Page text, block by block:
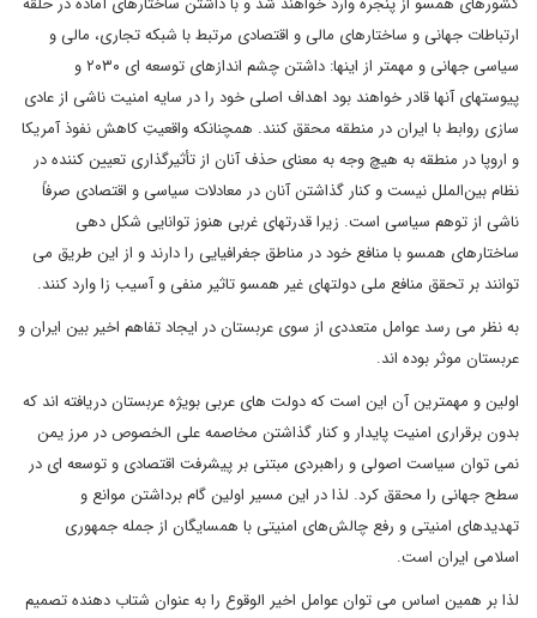
ارتباطات جهانی و ساختارهای مالی و اقتصادی مرتبط با شبکه تجاری، مالی و
سیاسی جهانی و مهمتر از اینها: داشتن چشم اندازهای توسعه ای ۲۰۳۰ و
پیوستهای آنها قادر خواهند بود اهداف اصلی خود را در سایه امنیت ناشی از عادی
سازی روابط با ایران در منطقه محقق کنند. همچنانکه واقعیتِ کاهش نفوذ آمریکا
و اروپا در منطقه به هیچ وجه به معنای حذف آنان از تأثیرگذاری تعیین کننده در
نظام بین‌الملل نیست و کنار گذاشتن آنان در معادلات سیاسی و اقتصادی صرفاً
ناشی از توهم سیاسی است. زیرا قدرتهای غربی هنوز توانایی شکل دهی
ساختارهای همسو با منافع خود در مناطق جغرافیایی را دارند و از این طریق می
توانند بر تحقق منافع ملی دولتهای غیر همسو تاثیر منفی و آسیب زا وارد کنند.
به نظر می رسد عوامل متعددی از سوی عربستان در ایجاد تفاهم اخیر بین ایران و
عربستان موثر بوده اند.
اولین و مهمترین آن این است که دولت های عربی بویژه عربستان دریافته اند که
بدون برقراری امنیت پایدار و کنار گذاشتن مخاصمه علی الخصوص در مرز یمن
نمی توان سیاست اصولی و راهبردی مبتنی بر پیشرفت اقتصادی و توسعه ای در
سطح جهانی را محقق کرد. لذا در این مسیر اولین گام برداشتن موانع و
تهدیدهای امنیتی و رفع چالش‌های امنیتی با همسایگان از جمله جمهوری
اسلامی ایران است.
لذا بر همین اساس می توان عوامل اخیر الوقوع را به عنوان شتاب دهنده تصمیم